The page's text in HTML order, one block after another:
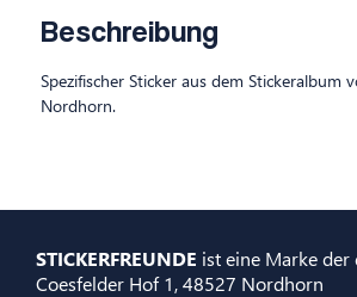
Beschreibung
Spezifischer Sticker aus dem Stickeralbum
Nordhorn.
STICKERFREUNDE ist eine Marke
Coesfelder Hof 1, 48527 Nordhorn